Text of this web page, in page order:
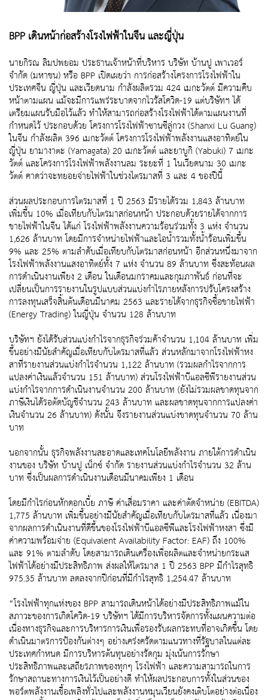
BPP เดินหน้าก่อสร้างโรงไฟฟ้าในจีน และญี่ปุ่น
นายกิรณ ลิมปพยอม ประธานเจ้าหน้าที่บริหาร บริษัท บ้านปู เพาเวอร์
จำกัด (มหาชน) หรือ BPP เปิดเผยว่า การก่อสร้างโครงการโรงไฟฟ้าใน
ประเทศจีน ญี่ปุ่น และเวียดนาม กำลังผลิตรวม 424 เมกะวัตต์ มีความคืบ
หน้าตามแผน แม้จะมีการแพร่ระบาดจากไวรัสโควิด-19 แต่บริษัทฯ ได้
เตรียมแผนรับมือไว้แล้ว ทำให้สามารถก่อสร้างโรงไฟฟ้าได้ตามแผนงานที่
กำหนดไว้ ประกอบด้วย โครงการโรงไฟฟ้าซานซีลู่กวง (Shanxi Lu Guang)
ในจีน กำลังผลิต 396 เมกะวัตต์ โครงการโรงไฟฟ้าพลังงานแสงอาทิตย์ใน
ญี่ปุ่น ยามางาตะ (Yamagata) 20 เมกะวัตต์ และยาบูกิ (Yabuki) 7 เมกะ
วัตต์ และโครงการโรงไฟฟ้าพลังงานลม ระยะที่ 1 ในเวียดนาม 30 เมกะ
วัตต์ คาดว่าจะทยอยจ่ายไฟฟ้าในช่วงไตรมาสที่ 3 และ 4 ของปีนี้
ส่วนผลประกอบการไตรมาสที่ 1 ปี 2563 มีรายได้รวม 1,843 ล้านบาท
เพิ่มขึ้น 10% เมื่อเทียบกับไตรมาสก่อนหน้า ประกอบด้วยรายได้จากการ
ขายไฟฟ้าในจีน ได้แก่ โรงไฟฟ้าพลังงานความร้อนร่วมทั้ง 3 แห่ง จำนวน
1,626 ล้านบาท โดยมีการจำหน่ายไฟฟ้าและไอน้ำรวมทั้งน้ำร้อนเพิ่มขึ้น
9% และ 25% ตามลำดับเมื่อเทียบกับไตรมาสก่อนหน้า อีกส่วนหนึ่งมาจาก
โรงไฟฟ้าพลังงานแสงอาทิตย์ทั้ง 7 แห่ง จำนวน 89 ล้านบาท ซึ่งสะท้อนผล
การดำเนินงานเพียง 2 เดือน ในเดือนมกราคมและกุมภาพันธ์ ก่อนที่จะ
เปลี่ยนเป็นการรายงานในรูปแบบส่วนแบ่งกำไรภายหลังการปรับโครงสร้าง
การลงทุนเสร็จสิ้นต้นเดือนมีนาคม 2563 และรายได้จากธุรกิจซื้อขายไฟฟ้า
(Energy Trading) ในญี่ปุ่น จำนวน 128 ล้านบาท
บริษัทฯ ยังได้รับส่วนแบ่งกำไรจากธุรกิจร่วมค้าจำนวน 1,104 ล้านบาท เพิ่ม
ขึ้นอย่างมีนัยสำคัญเมื่อเทียบกับไตรมาสที่แล้ว ส่วนหลักมาจากโรงไฟฟ้าหง
สาที่รายงานส่วนแบ่งกำไรจำนวน 1,122 ล้านบาท (รวมผลกำไรจากการ
แปลงค่าเงินแล้วจำนวน 151 ล้านบาท) ส่วนโรงไฟฟ้าบีแอลซีพีรายงานส่วน
แบ่งกำไรจากการดำเนินงานจำนวน 200 ล้านบาท (ยังไม่รวมผลขาดทุนจาก
ภาษีเงินได้รอตัดบัญชีจำนวน 243 ล้านบาท และผลขาดทุนจากการแปลงค่า
เงินจำนวน 26 ล้านบาท) ดังนั้น จึงรายงานส่วนแบ่งขาดทุนจำนวน 70 ล้าน
บาท
นอกจากนั้น ธุรกิจพลังงานสะอาดและเทคโนโลยีพลังงาน ภายใต้การดำเนิน
งานของ บริษัท บ้านปู เน็กซ์ จำกัด รายงานส่วนแบ่งกำไรจำนวน 32 ล้าน
บาท ซึ่งเป็นผลการดำเนินงานเดือนมีนาคมเพียง 1 เดือน
โดยมีกำไรก่อนหักดอกเบี้ย ภาษี ค่าเสื่อมราคา และค่าตัดจำหน่าย (EBITDA)
1,775 ล้านบาท เพิ่มขึ้นอย่างมีนัยสำคัญเมื่อเทียบกับไตรมาสที่แล้ว เนื่องมา
จากผลการดำเนินงานที่ดีขึ้นของโรงไฟฟ้าบีแอลซีพีและโรงไฟฟ้าหงสา ซึ่งมี
ค่าความพร้อมจ่าย (Equivalent Availability Factor: EAF) ถึง 100%
และ 91% ตามลำดับ โดยสามารถเดินเครื่องเพื่อผลิตและจำหน่ายกระแส
ไฟฟ้าได้อย่างมีประสิทธิภาพ ส่งผลให้ไตรมาส 1 ปี 2563 BPP มีกำไรสุทธิ
975.35 ล้านบาท ลดลงจากปีก่อนที่มีกำไรสุทธิ 1,254.47 ล้านบาท
“โรงไฟฟ้าทุกแห่งของ BPP สามารถเดินหน้าได้อย่างมีประสิทธิภาพแม้ใน
สภาวะของการเกิดโควิด-19 บริษัทฯ ได้มีการบริหารจัดการทั้งแผนความต่อ
เนื่องทางธุรกิจและการบริหารการเงินเพื่อรองรับผลกระทบที่อาจเกิดขึ้น โดย
ดำเนินมาตรการป้องกันต่างๆ อย่างเคร่งครัดตามแนวทางที่รัฐบาลในแต่ละ
ประเทศกำหนด มีการบริหารต้นทุนอย่างรัดกุม มุ่งเน้นการรักษา
ประสิทธิภาพและเสถียรภาพของทุกๆ โรงไฟฟ้า และความสามารถในการ
รักษาสถานะทางการเงินไว้เป็นอย่างดี ทำให้ผลประกอบการทั้งในส่วนของ
พอร์ตพลังงานเชื้อเพลิงทั่วไปและพลังงานหมุนเวียนยังคงเติบโตอย่างต่อเนื่อง